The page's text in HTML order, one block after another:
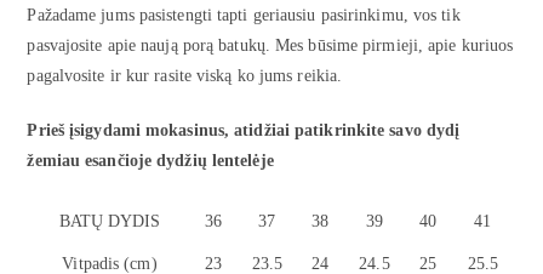
Pažadame jums pasistengti tapti geriausiu pasirinkimu, vos tik
pasvajosite apie naują porą batukų. Mes būsime pirmieji, apie kuriuos
pagalvosite ir kur rasite viską ko jums reikia.
Prieš įsigydami mokasinus, atidžiai patikrinkite savo dydį
žemiau esančioje dydžių lentelėje
BATŲ DYDIS 36 37 38 39 40 41
Vitpadis (cm) 23 23.5 24 24.5 25 25.5